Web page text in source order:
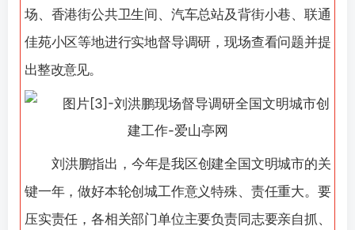
场、香港街公共卫生间、汽车总站及背街小巷、联通
佳苑小区等地进行实地督导调研，现场查看问题并提
出整改意见。
刘洪鹏指出，今年是我区创建全国文明城市的关
键一年，做好本轮创城工作意义特殊、责任重大。要
压实责任，各相关部门单位主要负责同志要亲自抓、